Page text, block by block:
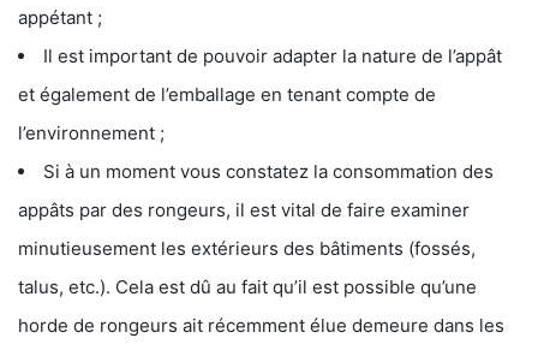
appétant ;
Il est important de pouvoir adapter la nature de l’appât
et également de l’emballage en tenant compte de
l’environnement ;
Si à un moment vous constatez la consommation des
appâts par des rongeurs, il est vital de faire examiner
minutieusement les extérieurs des bâtiments (fossés,
talus, etc.). Cela est dû au fait qu’il est possible qu’une
horde de rongeurs ait récemment élue demeure dans les